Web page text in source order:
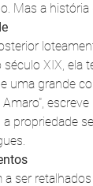
Mas a
XIX, ela
uma grande
propriedade
ser